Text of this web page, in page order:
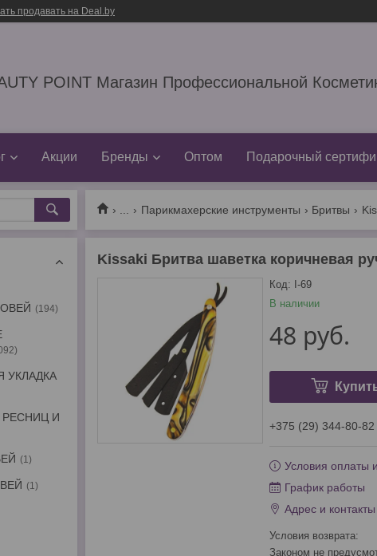
продавать на Deal.by
POINT Магазин Профессиональной
Акции Бренды Оптом Подарочный
Парикмахерские инструменты Бритвы
Kissaki Бритва шаветка коричневая
В наличии
Код: I-69
48 руб.
+375 (29) 344-80-82
Условия оплаты
График работы
Адрес и контакты
Законом не предусмотрен возврат и обмен данного товара надлежащего
194
УКЛАДКА
И
1
1